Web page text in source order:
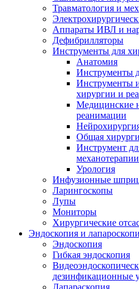
Травматология и
Аппараты ИВЛ и
Дефибрилляторы
Инструменты для
Анатомия
Инструменты
Инструменты
хирургии и
Медицинские
реанимации
Общая
Инструмент
механотерапии
Урология
Инфузионные
Ларингоскопы
Лупы
Мониторы
Хирургические
Эндоскопия и
Эндоскопия
Гибкая эндоскопия
дезинфикационные
Лапараскопия